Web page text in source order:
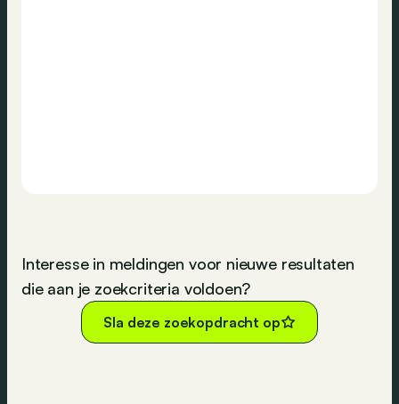
Interesse in meldingen voor nieuwe resultaten
die aan je zoekcriteria voldoen?
Sla deze zoekopdracht op